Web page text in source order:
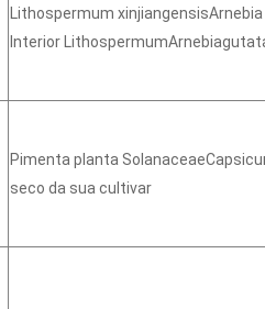
Lithospermum
Interior
Pimenta planta
seco da sua cultivar